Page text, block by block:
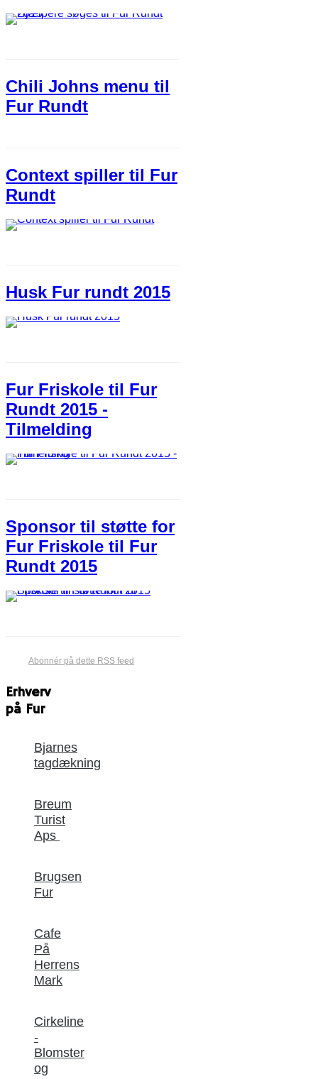
Chili Johns menu til
Fur Rundt
Context spiller til Fur
Rundt
Husk Fur rundt 2015
Fur Friskole til Fur
Rundt 2015 -
Tilmelding
Sponsor til støtte for
Fur Friskole til Fur
Rundt 2015
Abonnér på dette RSS feed
Erhverv
på Fur
Bjarnes
tagdækning
Breum
Turist
Aps
Brugsen
Fur
Cafe
På
Herrens
Mark
Cirkeline
-
Blomster
og